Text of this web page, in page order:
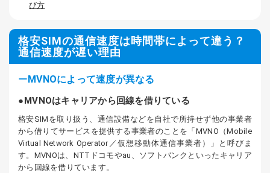
び方
格安SIMの通信速度は時間帯によって違う？
通信速度が遅い理由
MVNOによって速度が異なる
MVNOはキャリアから回線を借りている
格安SIMを取り扱う、通信設備などを自社で所持せず他の事業者
から借りてサービスを提供する事業者のことを「MVNO（Mobile
Virtual Network Operator／仮想移動体通信事業者）」と呼びま
す。MVNOは、NTTドコモやau、ソフトバンクといったキャリア
から回線を借りています。